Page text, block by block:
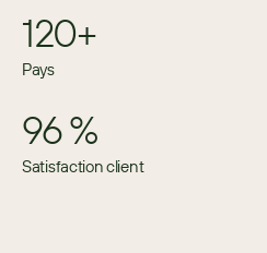
120+
Pays
96 %
Satisfaction client